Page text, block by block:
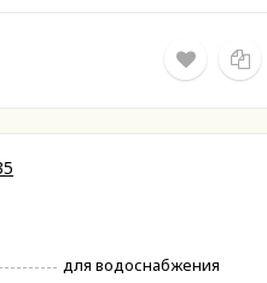
для водоснабжения